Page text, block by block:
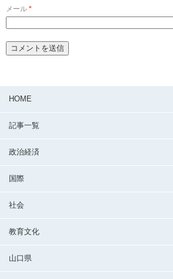
メール *
HOME
記事一覧
政治経済
国際
社会
教育文化
山口県